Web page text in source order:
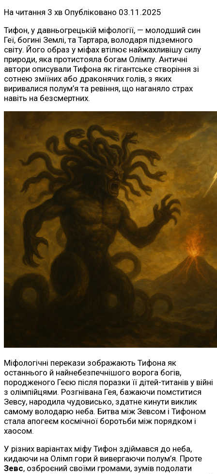
На читання 3 хв Опубліковано 03.11.2025
Тифон, у давньогрецькій міфології, — молодший син
Геї, богині Землі, та Тартара, володаря підземного
світу. Його образ у міфах втілює найжахливішу силу
природи, яка протистояла богам Олімпу. Античні
автори описували Тифона як гігантське створіння зі
сотнею зміїних або драконячих голів, з яких
виривалися полум’я та ревіння, що наганяло страх
навіть на безсмертних.
Міфологічні перекази зображають Тифона як
останнього й найнебезпечнішого ворога богів,
породженого Геєю після поразки її дітей-титанів у війні
з олімпійцями. Розгнівана Гея, бажаючи помститися
Зевсу, народила чудовисько, здатне кинути виклик
самому володарю неба. Битва між Зевсом і Тифоном
стала апогеєм космічної боротьби між порядком і
хаосом.
У різних варіантах міфу Тифон здіймався до неба,
кидаючи на Олімп гори й вивергаючи полум’я. Проте
Зевс, озброєний своїми громами, зумів подолати